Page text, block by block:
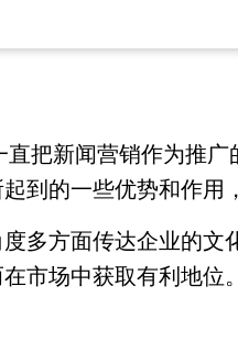
把新闻营销作为推
到的一些优势和作用
多方面传达企业的
市场中获取有利地位。